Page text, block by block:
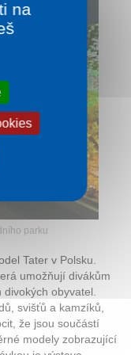
parku
Tater v Polsku.
umožňují divákům
obyvatel.
svišťů a kamzíků,
že jsou součástí
modely zobrazující
na